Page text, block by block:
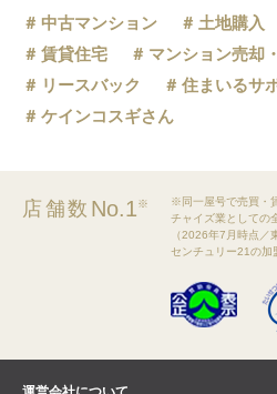
中古マンション
土地購入
賃貸住宅
マンション売却
リースバック
住まいるサ
ケインコスギさん
店舗数 No.1※
※同一屋号で売買・
チャイズ業としての
（2026年7月時点／
センチュリー21の加